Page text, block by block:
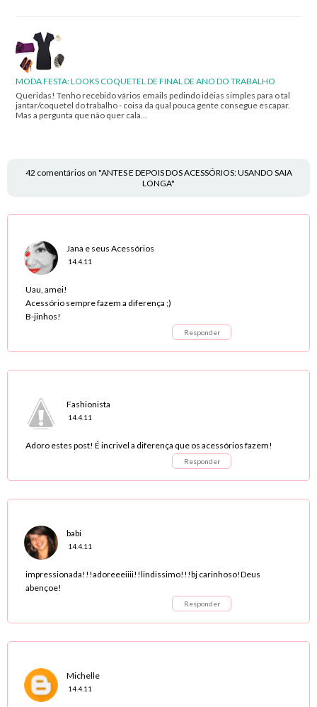
MODA FESTA: LOOKS COQUETEL DE FINAL DE ANO DO TRABALHO
Queridas! Tenho recebido vários emails pedindo idéias simples para o tal
jantar/coquetel do trabalho - coisa da qual pouca gente consegue escapar.
Mas a pergunta que não quer cala…
42 comentários on "ANTES E DEPOIS DOS ACESSÓRIOS: USANDO SAIA
LONGA"
Jana e seus Acessórios
14.4.11
Uau, amei!
Acessório sempre fazem a diferença ;)
B-jinhos!
Responder
Fashionista
14.4.11
Adoro estes post! É incrivel a diferença que os acessórios fazem!
Responder
babi
14.4.11
impressionada!!!adoreeeiiii!!lindissimo!!!bj carinhoso!Deus
abençoe!
Responder
Michelle
14.4.11